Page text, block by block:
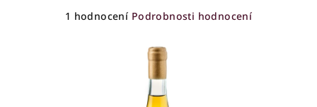
Průměrné
1 hodnocení Podrobnosti hodnocení